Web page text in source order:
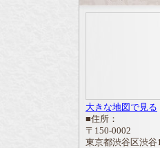
大きな地図で見る
■住所：
〒150-0002
東京都渋谷区渋谷